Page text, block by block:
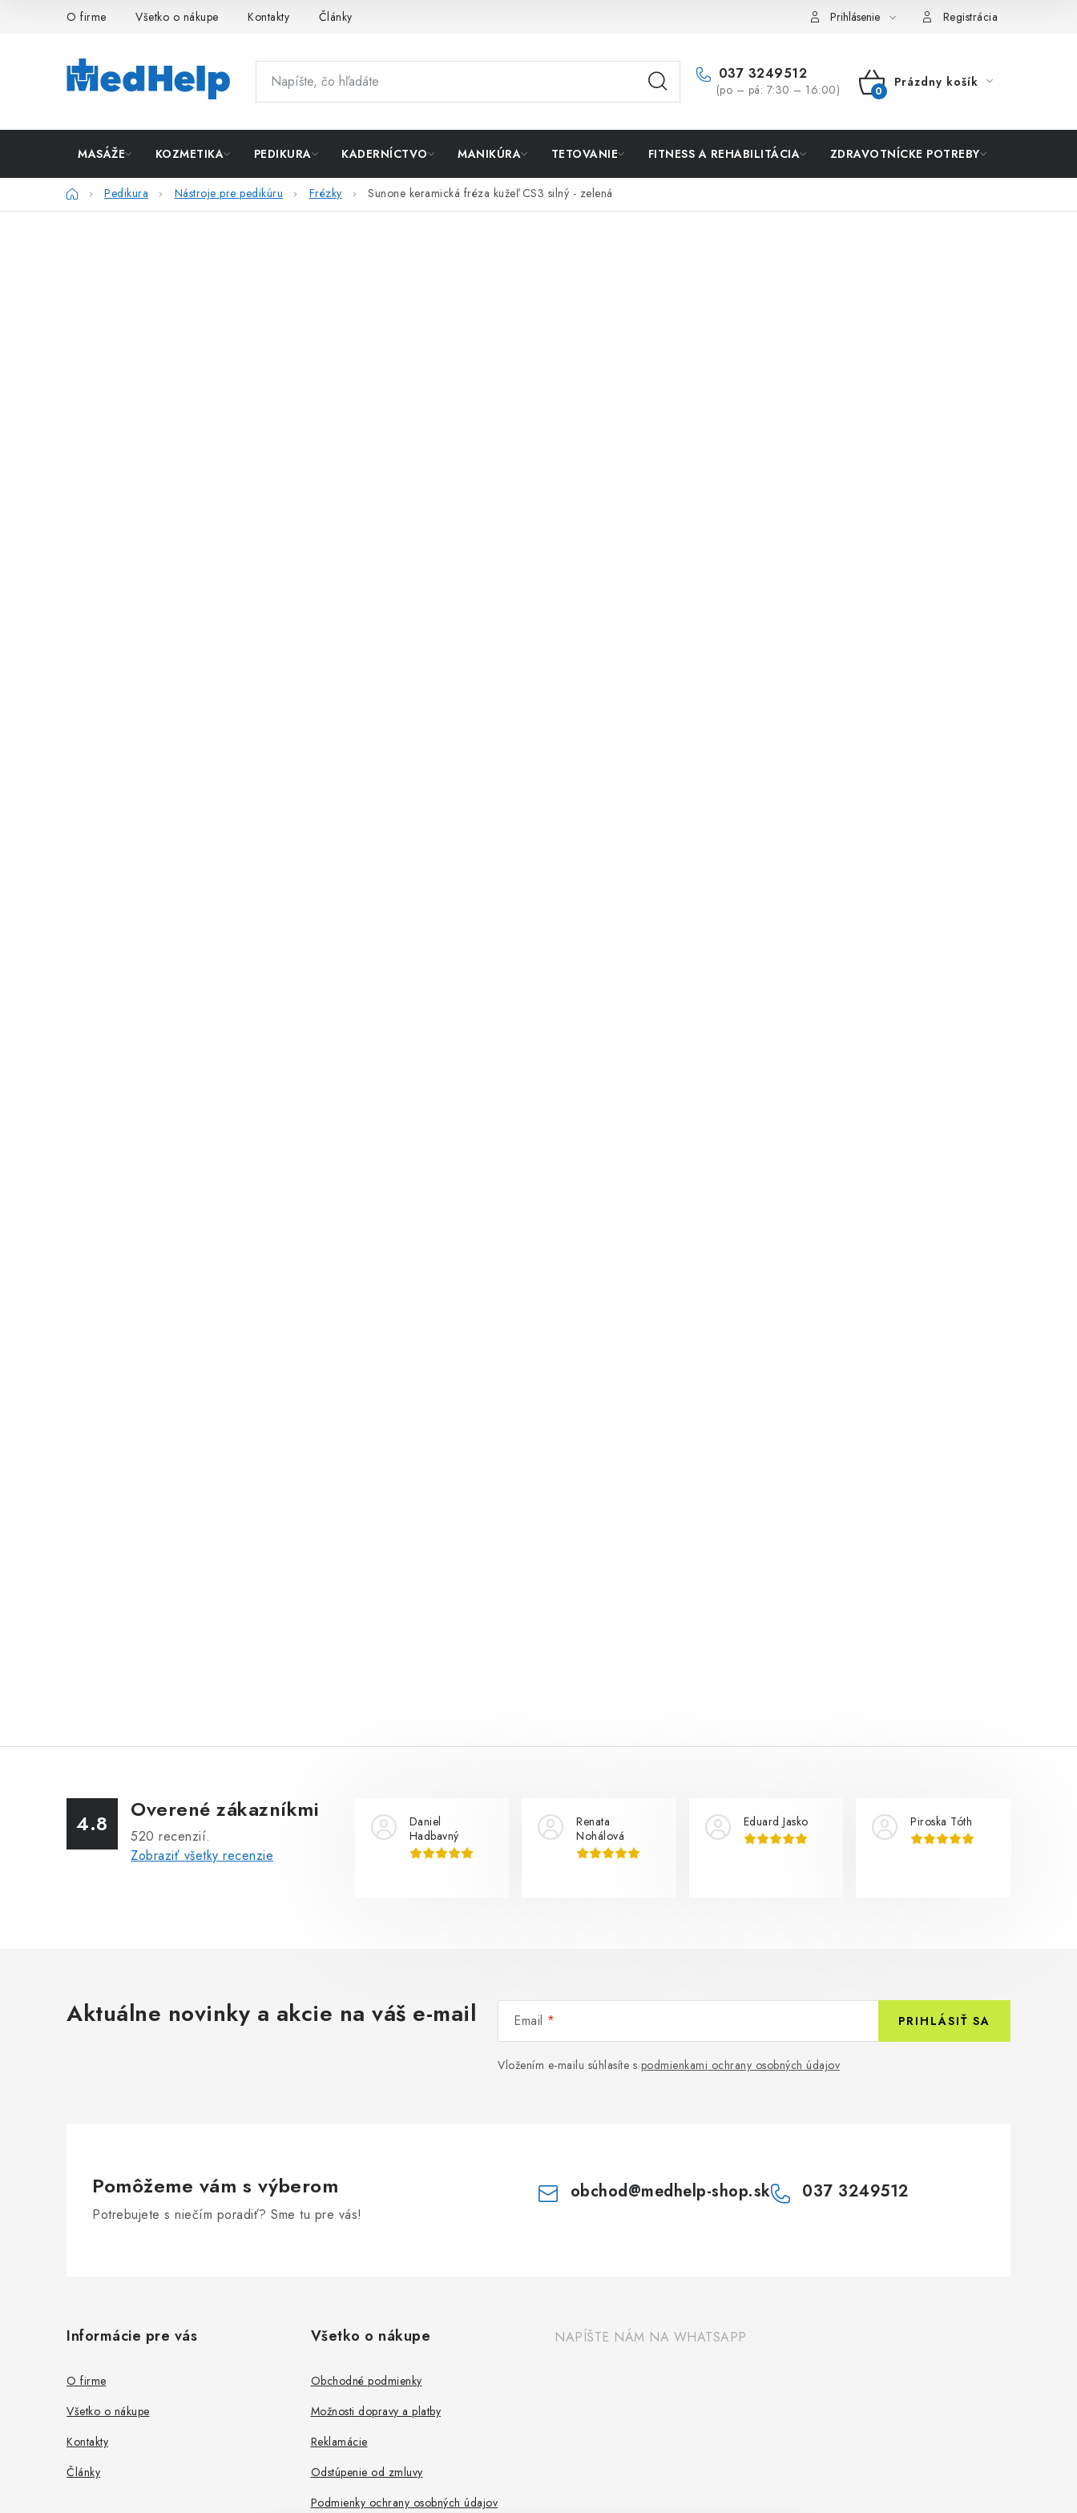
O firme Všetko o nákupe Kontakty Články Prihlásenie Registrácia
037 3249512
(po – pá: 7:30 – 16:00)
NÁKUPNÝ
Prázdny košík
MASÁŽE KOZMETIKA PEDIKURA KADERNÍCTVO MANIKÚRA TETOVANIE FITNESS A REHABILITÁCIA ZDRAVOTNÍCKE POTREBY
DomovPedikura Nástroje pre pedikúru Frézky Sunone keramická fréza kužeľ CS3 silný - zelená
4.8
Overené zákazníkmi
520 recenzií.
Zobraziť všetky recenzie
Daniel
Hadbavný
Renata
Nohálová
Eduard Jasko Piroska Tóth
Aktuálne novinky a akcie na váš e-mail Email
Vložením e-mailu súhlasíte s podmienkami ochrany osobných údajov
PRIHLÁSIŤ SA
Pomôžeme vám s výberom
Potrebujete s niečím poradiť? Sme tu pre vás!
obchod@medhelp-shop.sk 037 3249512
Informácie pre vás
O firme
Všetko o nákupe
Kontakty
Články
Všetko o nákupe
Obchodné podmienky
Možnosti dopravy a platby
Reklamácie
Odstúpenie od zmluvy
Podmienky ochrany osobných údajov
NAPÍŠTE NÁM NA WHATSAPP